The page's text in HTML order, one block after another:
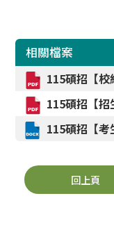
相關檔案
115碩招【校
115碩招【招
115碩招【考
回上頁